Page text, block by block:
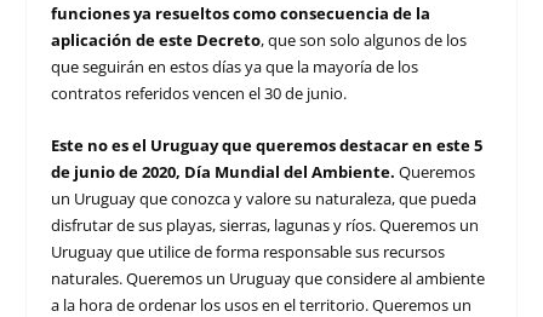
funciones ya resueltos como consecuencia de la
aplicación de este Decreto, que son solo algunos de los
que seguirán en estos días ya que la mayoría de los
contratos referidos vencen el 30 de junio.
Este no es el Uruguay que queremos destacar en este 5
de junio de 2020, Día Mundial del Ambiente.Queremos
un Uruguay que conozca y valore su naturaleza, que pueda
disfrutar de sus playas, sierras, lagunas y ríos. Queremos un
Uruguay que utilice de forma responsable sus recursos
naturales. Queremos un Uruguay que considere al ambiente
a la hora de ordenar los usos en el territorio. Queremos un